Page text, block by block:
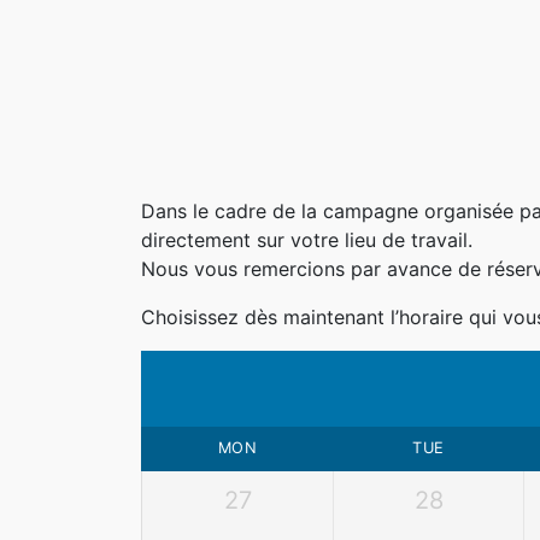
Dans le cadre de la campagne organisée
directement sur votre lieu de travail.
Nous vous remercions par avance de
Choisissez dès maintenant l’horaire qui
MON TUE
27 28